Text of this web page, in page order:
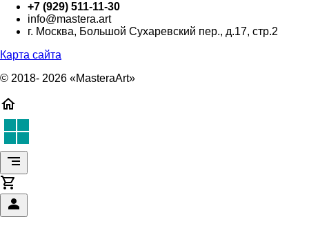
+7 (929) 511-11-30
info@mastera.art
г. Москва, Большой Сухаревский пер., д.17, стр.2
Карта сайта
© 2018- 2026 «MasteraArt»